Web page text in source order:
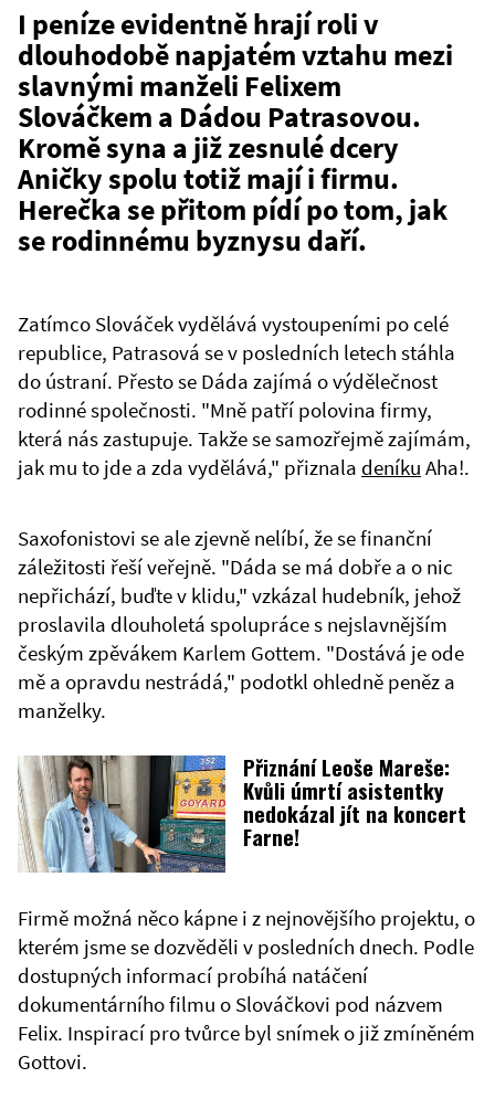
WhatsAppu
I peníze evidentně hrají roli v
dlouhodobě napjatém vztahu mezi
slavnými manželi Felixem
Slováčkem a Dádou Patrasovou.
Kromě syna a již zesnulé dcery
Aničky spolu totiž mají i firmu.
Herečka se přitom pídí po tom, jak
se rodinnému byznysu daří.
Zatímco Slováček vydělává vystoupeními po celé
republice, Patrasová se v posledních letech stáhla
do ústraní. Přesto se Dáda zajímá o výdělečnost
rodinné společnosti. "Mně patří polovina firmy,
která nás zastupuje. Takže se samozřejmě zajímám,
jak mu to jde a zda vydělává," přiznala deníku Aha!.
Saxofonistovi se ale zjevně nelíbí, že se finanční
záležitosti řeší veřejně. "Dáda se má dobře a o nic
nepřichází, buďte v klidu," vzkázal hudebník, jehož
proslavila dlouholetá spolupráce s nejslavnějším
českým zpěvákem Karlem Gottem. "Dostává je ode
mě a opravdu nestrádá," podotkl ohledně peněz a
manželky.
Přiznání Leoše Mareše:
Kvůli úmrtí asistentky
nedokázal jít na koncert
Farne!
Firmě možná něco kápne i z nejnovějšího projektu, o
kterém jsme se dozvěděli v posledních dnech. Podle
dostupných informací probíhá natáčení
dokumentárního filmu o Slováčkovi pod názvem
Felix. Inspirací pro tvůrce byl snímek o již zmíněném
Gottovi.